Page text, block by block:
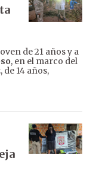
de 21 años y a
, en el marco del
, de 14 años,